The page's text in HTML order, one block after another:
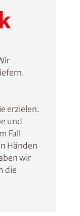
erzielen.
und
Fall
Händen
wir
die